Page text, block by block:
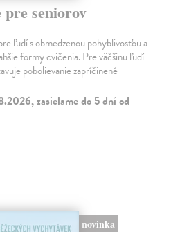
seniorov
ľudí s obmedzenou pohyblivosťou a
formy cvičenia. Pre väčšinu ľudí
pobolievanie zapríčinené
zasielame do 5 dní od
novinka